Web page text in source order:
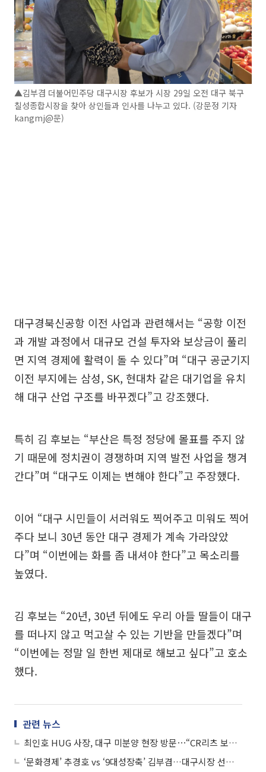
▲김부겸 더불어민주당 대구시장 후보가 시장 29일 오전 대구 북구
칠성종합시장을 찾아 상인들과 인사를 나누고 있다. (강문정 기자
kangmj@문)
대구경북신공항 이전 사업과 관련해서는 “공항 이전
과 개발 과정에서 대규모 건설 투자와 보상금이 풀리
면 지역 경제에 활력이 돌 수 있다”며 “대구 공군기지
이전 부지에는 삼성, SK, 현대차 같은 대기업을 유치
해 대구 산업 구조를 바꾸겠다”고 강조했다.
특히 김 후보는 “부산은 특정 정당에 몰표를 주지 않
기 때문에 정치권이 경쟁하며 지역 발전 사업을 챙겨
간다”며 “대구도 이제는 변해야 한다”고 주장했다.
이어 “대구 시민들이 서러워도 찍어주고 미워도 찍어
주다 보니 30년 동안 대구 경제가 계속 가라앉았
다”며 “이번에는 화를 좀 내셔야 한다”고 목소리를
높였다.
김 후보는 “20년, 30년 뒤에도 우리 아들 딸들이 대구
를 떠나지 않고 먹고살 수 있는 기반을 만들겠다”며
“이번에는 정말 일 한번 제대로 해보고 싶다”고 호소
했다.
관련 뉴스
최인호 HUG 사장, 대구 미분양 현장 방문⋯“CR리츠 보증지원 확대”
‘문화경제’ 추경호 vs ‘9대성장축’ 김부겸…대구시장 선거 공약 격돌